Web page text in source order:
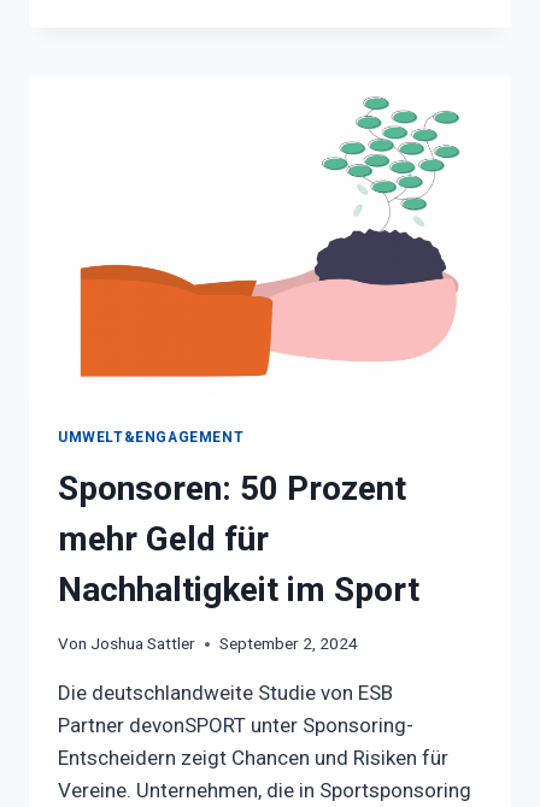
UMWELT&ENGAGEMENT
Sponsoren: 50 Prozent
mehr Geld für
Nachhaltigkeit im Sport
Von Joshua Sattler September 2, 2024
Die deutschlandweite Studie von ESB
Partner devonSPORT unter Sponsoring-
Entscheidern zeigt Chancen und Risiken für
Vereine. Unternehmen, die in Sportsponsoring